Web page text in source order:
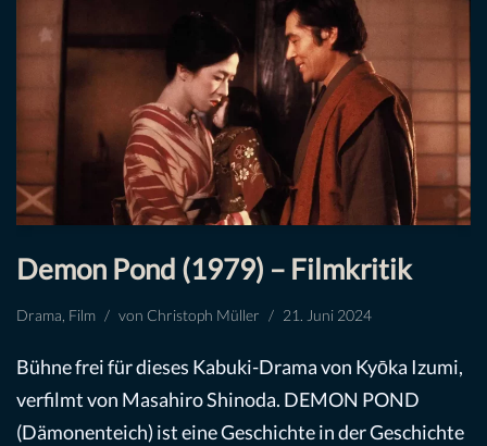
Demon Pond (1979) – Filmkritik
Drama Film von Christoph Müller 21. Juni 2024
Bühne frei für dieses Kabuki-Drama von Kyōka Izumi,
verfilmt von Masahiro Shinoda. DEMON POND
(Dämonenteich) ist eine Geschichte in der Geschichte